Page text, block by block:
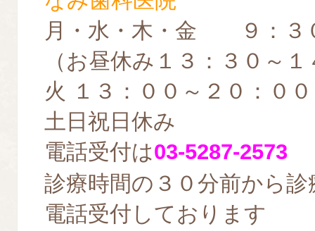
月・水・木・金 ９：３
（お昼休み１３：３０～
火 １３：００～２０：００
土日祝日休み
電話受付は03-5287-2573
診療時間の３０分前から
電話受付しております